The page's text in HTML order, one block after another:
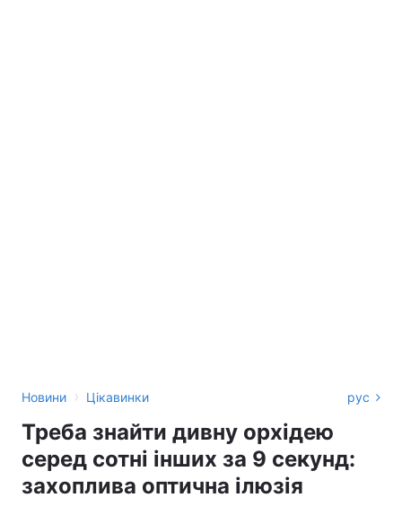
Новини › Цікавинки рус
Треба знайти дивну орхідею
серед сотні інших за 9 секунд:
захоплива оптична ілюзія